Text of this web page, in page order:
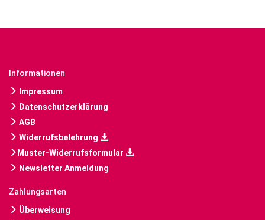
Informationen
Impressum
Datenschutzerklärung
AGB
Widerrufsbelehrung
Muster-Widerrufsformular
Newsletter Anmeldung
Zahlungsarten
Überweisung